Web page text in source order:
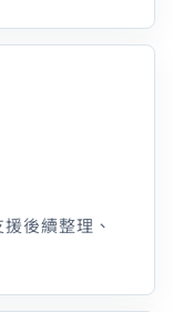
後續整理、